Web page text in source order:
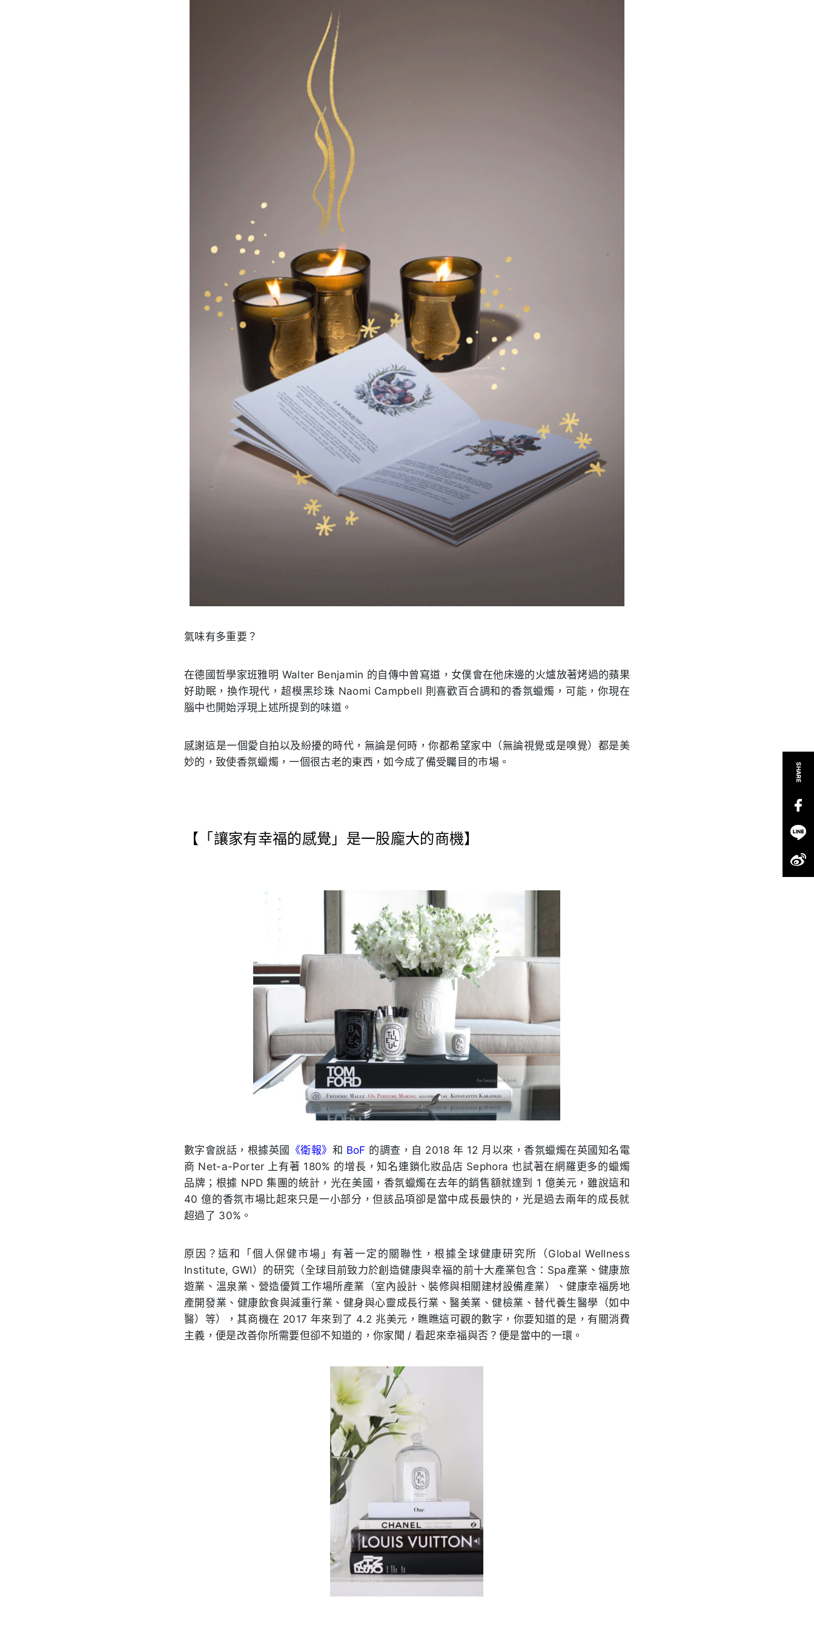
氣味有多重要？
在德國哲學家班雅明 Walter Benjamin 的自傳中曾寫道 ，女僕會在他床邊的火爐放著烤過的蘋果
好助眠，換作現代，超模黑珍珠 Naomi Campbell 則喜歡百合調和的香氛蠟燭，可能，你現在
腦中也開始浮現上述所提到的味道。
感謝這是一個愛自拍以及紛擾的時代，無論是何時，你都希望家中（無論視覺或是嗅覺）都是美
妙的，致使香氛蠟燭，一個很古老的東西，如今成了備受矚目的市場。
【「讓家有幸福的感覺」是一股龐大的商機】
數字會說話，根據英國 《衛報》 和 BoF 的調查，自 2018年 12 月以來，香氛蠟燭在英國知名電
商 Net-a-Porter 上有著 180% 的增長，知名連鎖化妝品店 Sephora也試著在網羅更多的蠟燭
品牌；根據 NPD集團的統計，光在美國，香氛蠟燭在去年的銷售額就達到 1 億美元，雖說這和
40億的香氛市場比起來只是一小部分，但該品項卻是當中成長最快的，光是過去兩年的成長就
超過了 30% 。
原因？這和「個人保健市場」有著一定的關聯性，根據全球健康研究所（Global Wellness
Institute, GWI） 的研究（全球目前致力於創造健康與幸福的前十大產業包含： Spa產業、健康旅
遊業、溫泉業、營造優質工作場所產業（室內設計、裝修與相關建材設備產業）、健康幸福房地
產開發業、健康飲食與減重行業、健身與心靈成長行業、醫美業、健檢業、替代養生醫學（如中
醫）等），其商機在 2017 年來到了 4.2 兆美元，瞧瞧這可觀的數字，你要知道的是，有關消費
主義，便是改善你所需要但卻不知道的，你家聞 / 看起來幸福與否？便是當中的一環。
SHARE